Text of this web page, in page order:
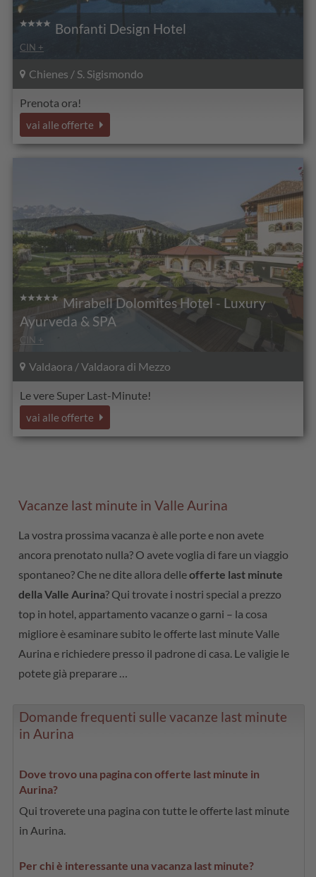
Bonfanti Design Hotel
CIN +
Chienes / S. Sigismondo
Prenota ora!
vai alle offerte
Mirabell Dolomites Hotel - Luxury
Ayurveda & SPA
CIN +
Valdaora / Valdaora di Mezzo
Le vere Super Last-Minute!
vai alle offerte
Vacanze last minute in Valle Aurina
La vostra prossima vacanza è alle porte e non avete
ancora prenotato nulla? O avete voglia di fare un viaggio
spontaneo? Che ne dite allora delleofferte last minute
della Valle Aurina? Qui trovate i nostri special a prezzo
top in hotel, appartamento vacanze o garni – la cosa
migliore è esaminare subito le offerte last minute Valle
Aurina e richiedere presso il padrone di casa. Le valigie le
potete già preparare …
Domande frequenti sulle vacanze last minute
in Aurina
Dove trovo una pagina con offerte last minute in
Aurina?
Qui troverete una pagina con tutte le offerte last minute
in Aurina.
Per chi è interessante una vacanza last minute?